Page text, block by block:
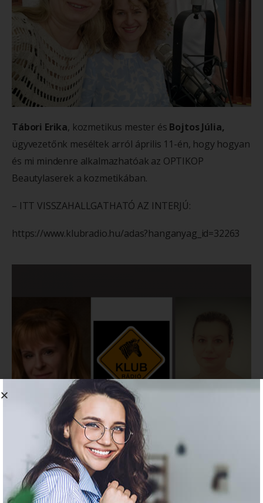
Tábori Erika, kozmetikus mester és Bojtos Júlia,
ügyvezetőnk meséltek arról április 11-én, hogy hogyan
és mi mindenre alkalmazhatóak az OPTIKOP
Beautylaserek a kozmetikában.
– ITT VISSZAHALLGATHATÓ AZ INTERJÚ:
https://www.klubradio.hu/adas?hanganyag_id=32263
Május 23-án ügyvezetőnk, Bojtos Júlia
Landauer Krisztina, állatorvos a FÜLBEVALÓ című